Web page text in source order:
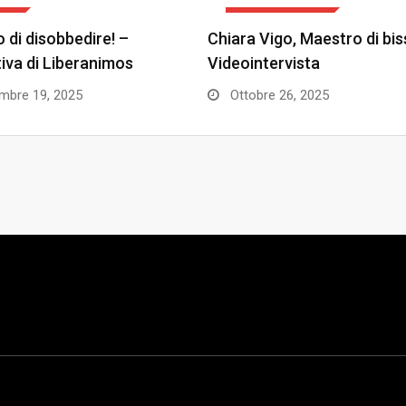
di disobbedire! –
di Liberanimos
19, 2025
Chiara Vigo, Maestro di
Videointervista
Ottobre 26, 2025